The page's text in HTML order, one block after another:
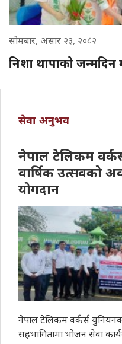
सोमबार, असार २३, २०८२
निशा थापाको
सेवा अनुभव
नेपाल टेलिकम
वार्षिक उत्सवको
योगदान
नेपाल टेलिकम वर्कर्स
सहभागितामा भोजन सेवा